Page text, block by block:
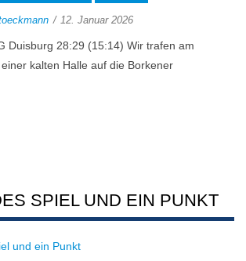
12. Januar 2026
Duisburg 28:29 (15:14) Wir trafen am
kalten Halle auf die Borkener
SPIEL UND EIN PUNKT